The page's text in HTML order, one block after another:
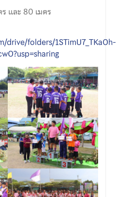
และ 80 เมตร
drive/folders/1STimU7_TKaOh-